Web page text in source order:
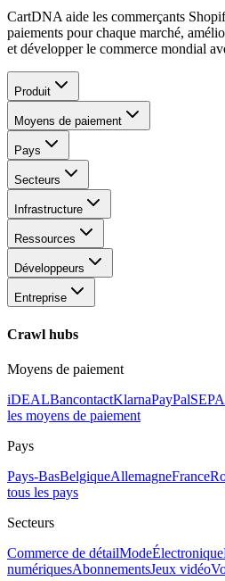
CartDNA aide les commerçants
paiements pour chaque marché,
et développer le commerce mondial
Produit
Moyens de paiement
Pays
Secteurs
Infrastructure
Ressources
Développeurs
Entreprise
Crawl hubs
Moyens de paiement
iDEALBancontactKlarnaPayPal
les moyens de paiement
Pays
Pays-BasBelgiqueAllemagneFrance
tous les pays
Secteurs
Commerce de détailModeÉlectronique
numériquesAbonnementsJeux vidéo